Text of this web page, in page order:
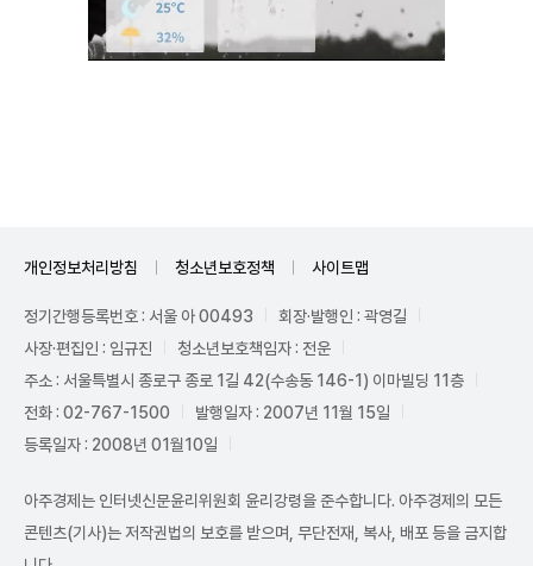
개인정보처리방침 청소년보호정책 사이트맵
정기간행등록번호 : 서울 아 00493
회장·발행인 : 곽영길
사장·편집인 : 임규진
청소년보호책임자 : 전운
주소 : 서울특별시 종로구 종로 1길 42(수송동 146-1) 이마빌딩 11층
전화 : 02-767-1500
발행일자 : 2007년 11월 15일
등록일자 : 2008년 01월10일
아주경제는 인터넷신문윤리위원회 윤리강령을 준수합니다. 아주경제의 모든
콘텐츠(기사)는 저작권법의 보호를 받으며, 무단전재, 복사, 배포 등을 금지합